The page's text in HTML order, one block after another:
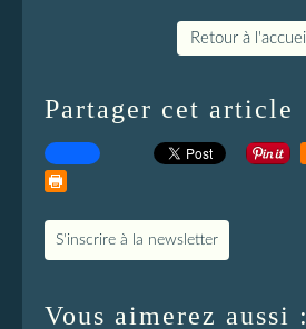
Retour à l'accueil
Partager cet article
S'inscrire à la newsletter
Vous aimerez aussi :